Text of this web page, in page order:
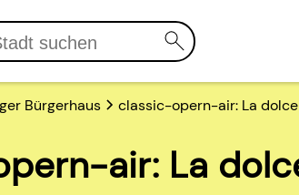
Bürgerhaus classic-opern-air: La
air: La